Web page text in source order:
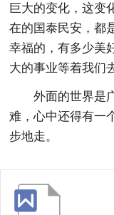
巨大的变化，这变
在的国泰民安，都
幸福的，有多少美
大的事业等着我们
外面的世界是
难，心中还得有一
步地走。